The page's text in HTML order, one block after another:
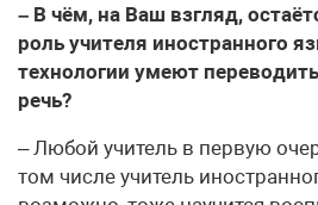
– В чём, на Ваш взгляд,
роль учителя иностранного
технологии умеют
речь?
– Любой учитель в первую
том числе учитель